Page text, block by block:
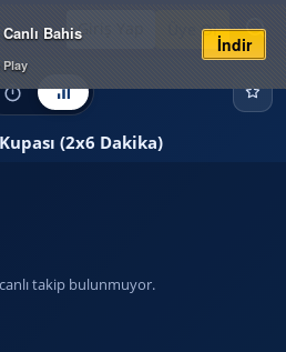
Bahis
İndir
Giriş Yap Üye Ol
(2x6 Dakika)
takip bulunmuyor.